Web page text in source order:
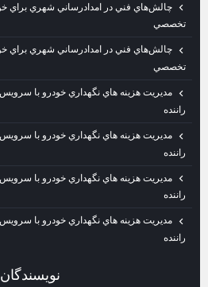
چالش‌هاي فني در امدادرساني شهري براي
تخصصي
چالش‌هاي فني در امدادرساني شهري براي
تخصصي
مديريت هزينه‌ هاي نگهداري خودرو با
راننده
مديريت هزينه‌ هاي نگهداري خودرو با
راننده
مديريت هزينه‌ هاي نگهداري خودرو با
راننده
مديريت هزينه‌ هاي نگهداري خودرو با
راننده
نويسندگان